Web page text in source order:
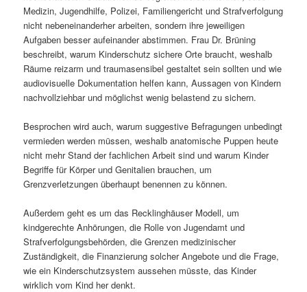
Medizin, Jugendhilfe, Polizei, Familiengericht und Strafverfolgung
nicht nebeneinanderher arbeiten, sondern ihre jeweiligen
Aufgaben besser aufeinander abstimmen. Frau Dr. Brüning
beschreibt, warum Kinderschutz sichere Orte braucht, weshalb
Räume reizarm und traumasensibel gestaltet sein sollten und wie
audiovisuelle Dokumentation helfen kann, Aussagen von Kindern
nachvollziehbar und möglichst wenig belastend zu sichern.
Besprochen wird auch, warum suggestive Befragungen unbedingt
vermieden werden müssen, weshalb anatomische Puppen heute
nicht mehr Stand der fachlichen Arbeit sind und warum Kinder
Begriffe für Körper und Genitalien brauchen, um
Grenzverletzungen überhaupt benennen zu können.
Außerdem geht es um das Recklinghäuser Modell, um
kindgerechte Anhörungen, die Rolle von Jugendamt und
Strafverfolgungsbehörden, die Grenzen medizinischer
Zuständigkeit, die Finanzierung solcher Angebote und die Frage,
wie ein Kinderschutzsystem aussehen müsste, das Kinder
wirklich vom Kind her denkt.